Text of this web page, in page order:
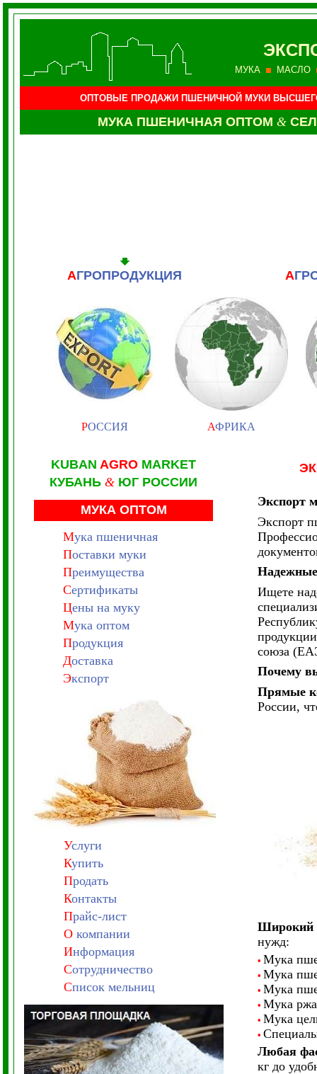
МУКА МАСЛО
ОПТОВЫЕ ПРОДАЖИ ПШЕНИЧНОЙ МУКИ
МУКА ПШЕНИЧНАЯ ОПТОМ &
АГРОПРОДУКЦИЯ А
РОССИЯ АФРИКА
KUBAN AGRO MARKET
КУБАНЬ & ЮГ РОССИИ
МУКА ОПТОМ
Мука пшеничная
Поставки муки
Преимущества
Сертификаты
Цены на муку
Мука оптом
Продукция
Доставка
Экспорт
Услуги
Купить
Продать
Контакты
Прайс-лист
Окомпании
Информация
Сотрудничество
Список мельниц
Экспорт
Экспорт
Ищете
союза
Почему
Прямые
России,
Широкий
нужд:
• Мука
• Мука
• Мука
• Мука
• Мука
•
Любая
кг до